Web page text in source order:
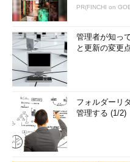
PR(FINCHI on
管理者が知っ
と更新の変更
フォルダーリ
管理する (1/2)